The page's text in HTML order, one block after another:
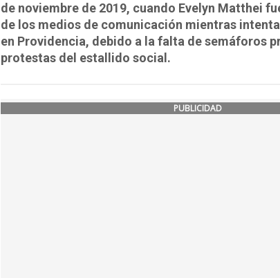
de noviembre de 2019, cuando Evelyn Matthei
de los medios de comunicación mientras
en Providencia, debido a la falta de semáforos
protestas del estallido social.
PUBLICIDAD